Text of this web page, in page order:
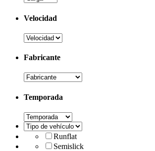
Velocidad
Fabricante
Temporada
Runflat
Semislick